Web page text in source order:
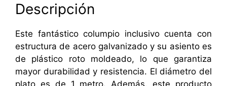
Descripción
Este fantástico columpio inclusivo cuenta con
estructura de acero galvanizado y su asiento es
de plástico roto moldeado, lo que garantiza
mayor durabilidad y resistencia. El diámetro del
plato es de 1 metro. Además, este producto